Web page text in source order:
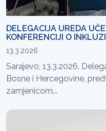
DELEGACIJA UREDA
KONFERENCIJI O
13.3.2026
Sarajevo, 13.3.2026.
Bosne i Hercegovine,
zamjenicom...